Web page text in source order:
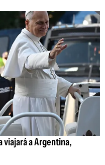
viajará a Argentina,